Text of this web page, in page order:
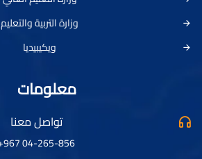
وزارة التربية والتعليم
ويكيبيديا
معلومات
تواصل معنا
04-265-856 967+